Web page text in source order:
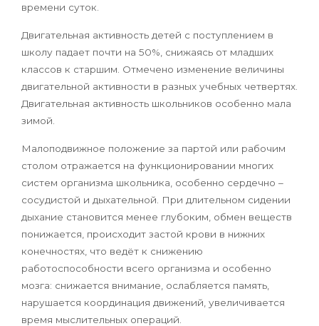
времени суток.
Двигательная активность детей с поступлением в
школу падает почти на 50%, снижаясь от младших
классов к старшим. Отмечено изменение величины
двигательной активности в разных учебных четвертях.
Двигательная активность школьников особенно мала
зимой.
Малоподвижное положение за партой или рабочим
столом отражается на функционировании многих
систем организма школьника, особенно сердечно –
сосудистой и дыхательной. При длительном сидении
дыхание становится менее глубоким, обмен веществ
понижается, происходит застой крови в нижних
конечностях, что ведёт к снижению
работоспособности всего организма и особенно
мозга: снижается внимание, ослабляется память,
нарушается координация движений, увеличивается
время мыслительных операций.